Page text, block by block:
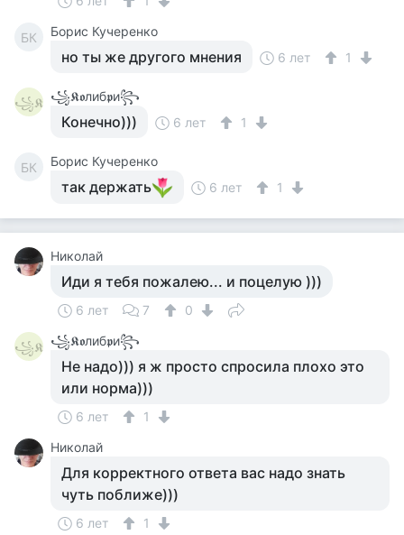
БК Борис Кучеренко
но ты же другого мнения 6 лет 1
꧁𝕶 ꧁𝕶𝖔либ𝖕и꧂
Конечно))) 6 лет 1
БК Борис Кучеренко
так держать 6 лет 1
Николай
Иди я тебя пожалею... и поцелую )))
6 лет 7 0
꧁𝕶 ꧁𝕶𝖔либ𝖕и꧂
Не надо))) я ж просто спросила плохо это
или норма)))
6 лет
1
Николай
Для корректного ответа вас надо знать
чуть поближе)))
6 лет 1